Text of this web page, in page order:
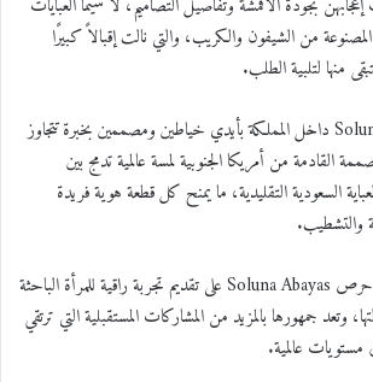
بجودة الأقمشة وتفاصيل التصاميم، لا سيما العبايات
من الشيفون والكريب، والتي نالت إقبالاً كبيرًا
منها لتلبية الطلب.
داخل المملكة بأيدي خياطين ومصممين بخبرة تتجاوز
القادمة من أمريكا الجنوبية لمسة عالمية تدمج بين
السعودية التقليدية، ما يمنح كل قطعة هوية فريدة
والتشطيب.
حرص Soluna Abayasعلى تقديم تجربة راقية للمرأة الباحثة
وتعد جمهورها بالمزيد من المشاركات المستقبلية التي ترتقي
مستويات عالمية.